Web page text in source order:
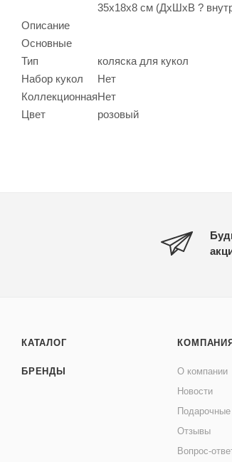
35х18х8 см (ДхШхВ ?
Описание
Основные
Тип
коляска для кукол
Набор кукол
Нет
КоллекционнаяНет
Цвет
розовый
КАТАЛОГ
БРЕНДЫ
КОМПАНИЯ
О компании
Новости
Отзывы
Вопрос-